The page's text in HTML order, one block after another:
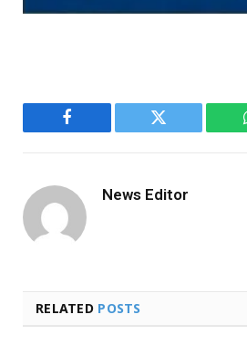
Facebook Twitter
News Editor
RELATED POSTS